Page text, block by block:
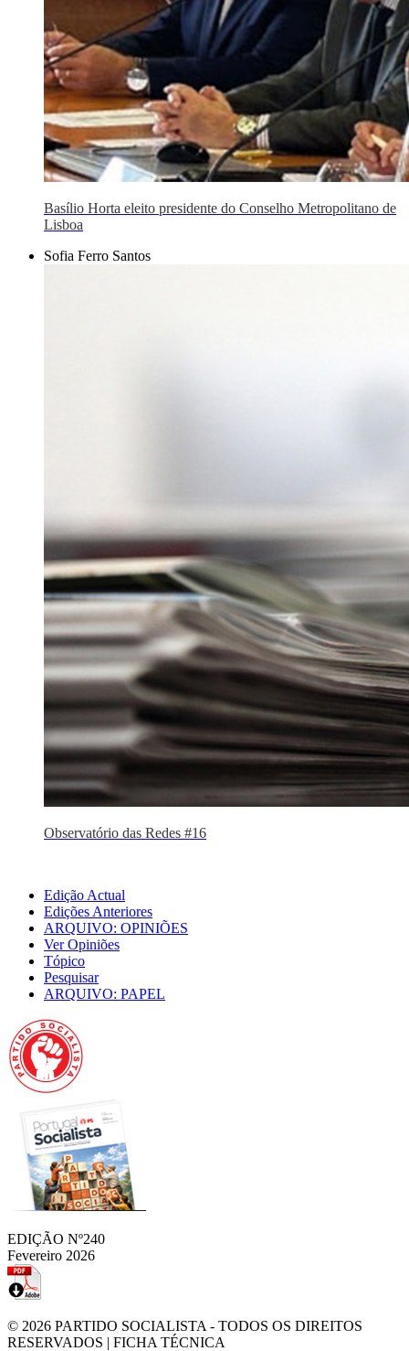
Basílio Horta eleito presidente do Conselho Metropolitano de
Lisboa
Sofia Ferro Santos
Observatório das Redes #16
Edição Actual
Edições Anteriores
ARQUIVO: OPINIÕES
Ver Opiniões
Tópico
Pesquisar
ARQUIVO: PAPEL
EDIÇÃO Nº240
Fevereiro 2026
© 2026 PARTIDO SOCIALISTA - TODOS OS DIREITOS
RESERVADOS | FICHA TÉCNICA